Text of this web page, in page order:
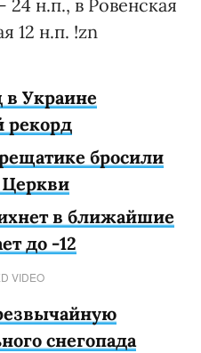
н.п., в Ровенская
12 н.п. !zn
Украине
рекорд
бросили
Церкви
в ближайшие
до -12
VIDEO
снегопада